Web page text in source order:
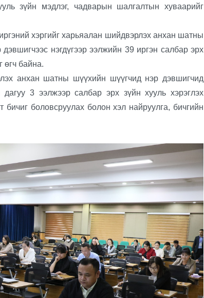
зүйн мэдлэг, чадварын шалгалтын хуваарийг
хэргийг харьяалан шийдвэрлэх анхан шатны
нэгдүгээр ээлжийн 39 иргэн салбар эрх
өгч байна.
анхан шатны шүүхийн шүүгчид нэр дэвшигчид
3 ээлжээр салбар эрх зүйн хууль хэрэглэх
боловсруулах болон хэл найруулга, бичгийн